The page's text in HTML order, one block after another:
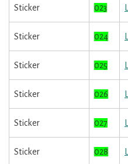
Sticker 023
Sticker 024
Sticker 025
Sticker 026
Sticker 027
Sticker 028